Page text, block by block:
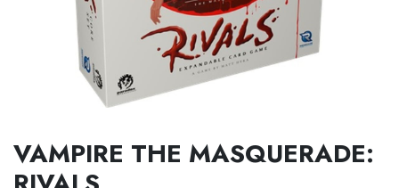
VAMPIRE THE MASQUERADE: